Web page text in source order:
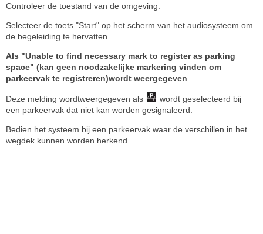
Controleer de toestand van de omgeving.
Selecteer de toets "Start" op het scherm van het audiosysteem om
de begeleiding te hervatten.
Als "Unable to find necessary mark to register as parking
space" (kan geen noodzakelijke markering vinden om
parkeervak te registreren)wordt weergegeven
Deze melding wordtweergegeven als
wordt geselecteerd bij
een parkeervak dat niet kan worden gesignaleerd.
Bedien het systeem bij een parkeervak waar de verschillen in het
wegdek kunnen worden herkend.